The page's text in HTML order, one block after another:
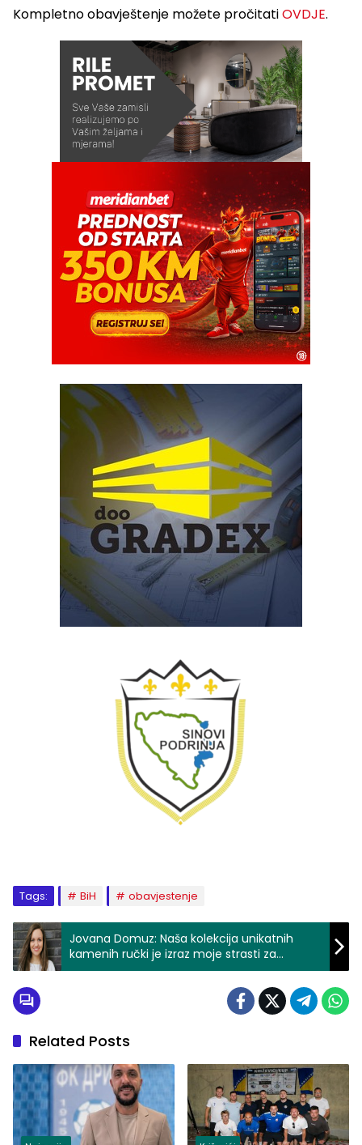
Kompletno obavještenje možete pročitatiOVDJE.
Tags: BiH obavjestenje
Jovana Domuz: Naša kolekcija unikatnih
kamenih ručki je izraz moje strasti za
detaljima i elegancijom (FOTO)
Related Posts